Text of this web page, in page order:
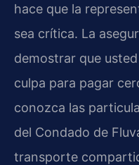
hace que la
sea crítica. La
demostrar que
culpa para pagar
conozca las
del Condado de
transporte